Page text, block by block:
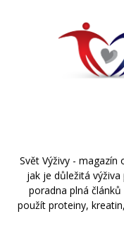
Svět Výživy - magazín
jak je důležitá
poradna plná
použít proteiny,